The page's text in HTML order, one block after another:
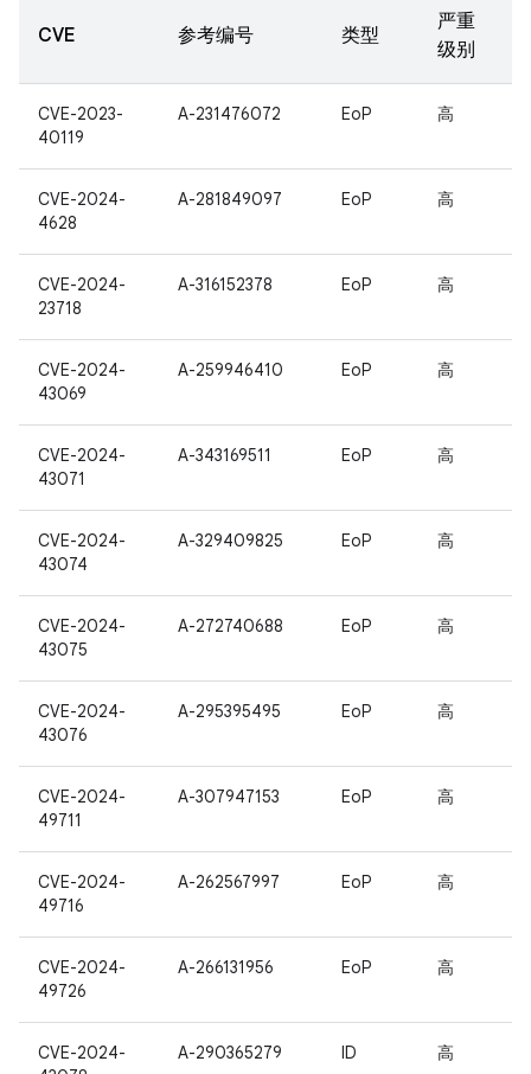
CVE 参考编号 类型
严重
级别
CVE-2023-
40119
A-231476072 EoP 高
CVE-2024-
4628
A-281849097 EoP 高
CVE-2024-
23718
A-316152378 EoP 高
CVE-2024-
43069
A-259946410 EoP 高
CVE-2024-
43071
A-343169511 EoP 高
CVE-2024-
43074
A-329409825 EoP 高
CVE-2024-
43075
A-272740688 EoP 高
CVE-2024-
43076
A-295395495 EoP 高
CVE-2024-
49711
A-307947153 EoP 高
CVE-2024-
49716
A-262567997 EoP 高
CVE-2024-
49726
A-266131956 EoP 高
CVE-2024-
A-290365279 ID 高